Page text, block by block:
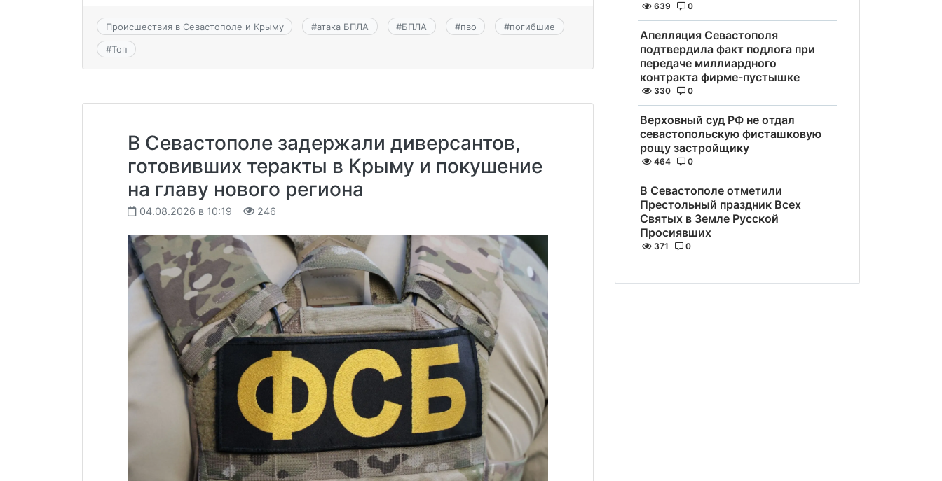
Происшествия в Севастополе и Крыму #атака БПЛА #БПЛА #пво #погибшие
#Топ
В Севастополе задержали диверсантов,
готовивших теракты в Крыму и покушение
на главу нового региона
04.08.2026 в 10:19 246
639 0
Апелляция Севастополя
подтвердила факт подлога при
передаче миллиардного
контракта фирме-пустышке
330 0
Верховный суд РФ не отдал
севастопольскую фисташковую
рощу застройщику
464 0
В Севастополе отметили
Престольный праздник Всех
Святых в Земле Русской
Просиявших
371 0